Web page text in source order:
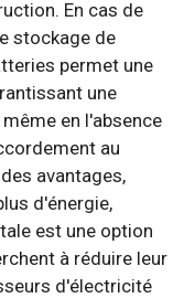
En cas de
stockage de
permet une
une
en l'absence
au
avantages,
d'énergie,
est une option
à réduire leur
d'électricité